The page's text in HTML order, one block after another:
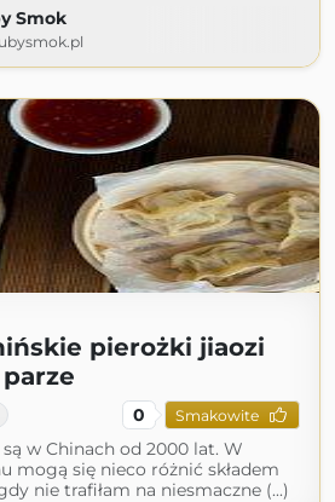
Smok
pierożki jiaozi
0 Smakowite
w Chinach od 2000 lat. W
mogą się nieco różnić składem
nie trafiłam na niesmaczne (...)